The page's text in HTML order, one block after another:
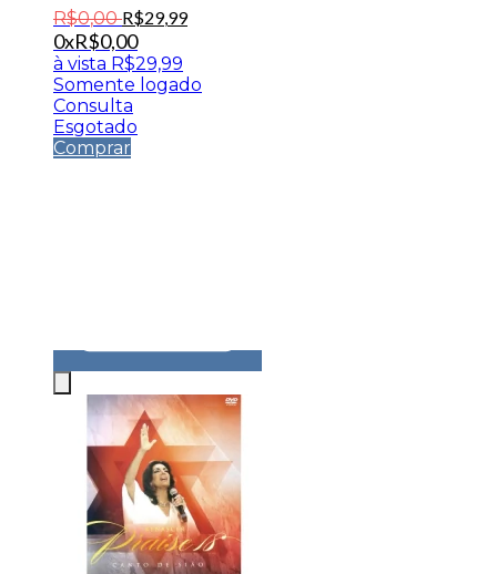
R$0,00 R$29,99
0xR$0,00
à vista R$29,99
Somente logado
Consulta
Esgotado
Comprar